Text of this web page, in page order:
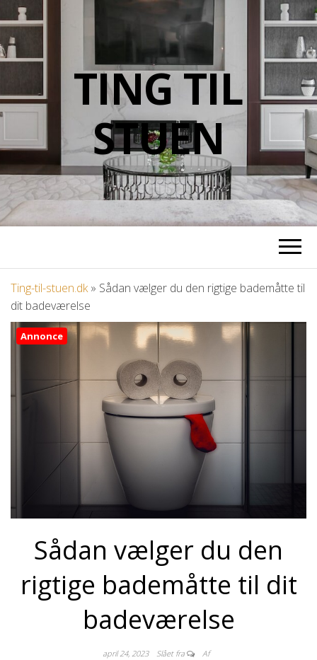
TING TIL
STUEN
Ting-til-stuen.dk» Sådan vælger du den rigtige bademåtte til
dit badeværelse
Annonce
Sådan vælger du den
rigtige bademåtte til dit
badeværelse
april 24, 2023 Slået fra Af